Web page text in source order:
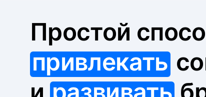
Простой
привлекать